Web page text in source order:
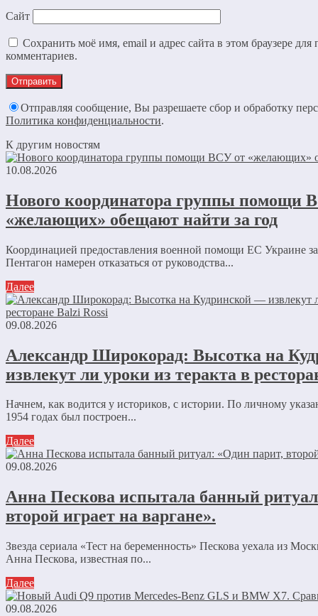
Сайт
Сохранить моё имя, email и адрес сайта в этом браузере
комментариев.
Отправляя сообщение, Вы разрешаете сбор и обработку
Политика конфиденциальности.
К другим новостям
10.08.2026
Нового координатора группы помощи
«желающих» обещают найти за год
Координацией предоставления военной помощи ЕС Украине
Пентагон намерен отказаться от руководства...
Далее
09.08.2026
Александр Широкорад: Высотка на
извлекут ли уроки из теракта в
Начнем, как водится у историков, с истории. По личному
1954 годах был построен...
Далее
09.08.2026
Анна Пескова испытала банный
второй играет на варгане».
Звезда сериала «Тест на беременность» Пескова уехала из
Анна Пескова, известная по...
Далее
09.08.2026